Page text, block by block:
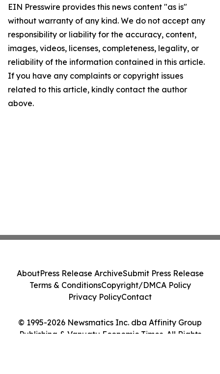
EIN Presswire provides this news content "as is"
without warranty of any kind. We do not accept any
responsibility or liability for the accuracy, content,
images, videos, licenses, completeness, legality, or
reliability of the information contained in this article.
If you have any complaints or copyright issues
related to this article, kindly contact the author
above.
© 1995-2026 Newsmatics Inc. dba Affinity Group
Publishing & Vanuatu Economic Times. All Rights
AboutPress Release ArchiveSubmit Press Release
Terms & ConditionsCopyright/DMCA Policy
Privacy PolicyContact